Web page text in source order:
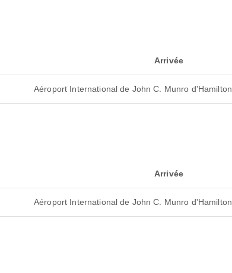
Arrivée
Aéroport International de John C. Munro d'Hamilton
Arrivée
Aéroport International de John C. Munro d'Hamilton